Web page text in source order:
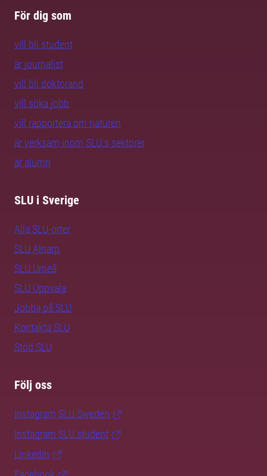
För dig som
vill bli student
är journalist
vill bli doktorand
vill söka jobb
vill rapportera om naturen
är verksam inom SLU:s sektorer
är alumn
SLU i Sverige
Alla SLU-orter
SLU Alnarp
SLU Umeå
SLU Uppsala
Jobba på SLU
Kontakta SLU
Stöd SLU
Följ oss
Instagram SLU.Sweden
Instagram SLU.student
LinkedIn